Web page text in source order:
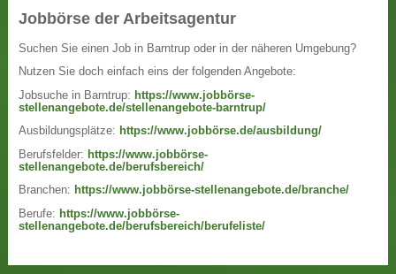
Jobbörse der Arbeitsagentur
Suchen Sie einen Job in Barntrup oder in der näheren Umgebung?
Nutzen Sie doch einfach eins der folgenden Angebote:
Jobsuche in Barntrup: https://www.jobbörse-
stellenangebote.de/stellenangebote-barntrup/
Ausbildungsplätze: https://www.jobbörse.de/ausbildung/
Berufsfelder: https://www.jobbörse-
stellenangebote.de/berufsbereich/
Branchen: https://www.jobbörse-stellenangebote.de/branche/
Berufe: https://www.jobbörse-
stellenangebote.de/berufsbereich/berufeliste/